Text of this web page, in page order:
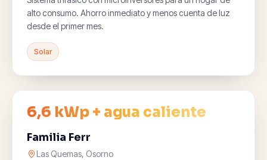
alto consumo. Ahorro inmediato y menos cuenta de luz
desde el primer mes.
Solar
6,6 kWp + agua caliente
Familia Ferr
Las Quemas, Osorno